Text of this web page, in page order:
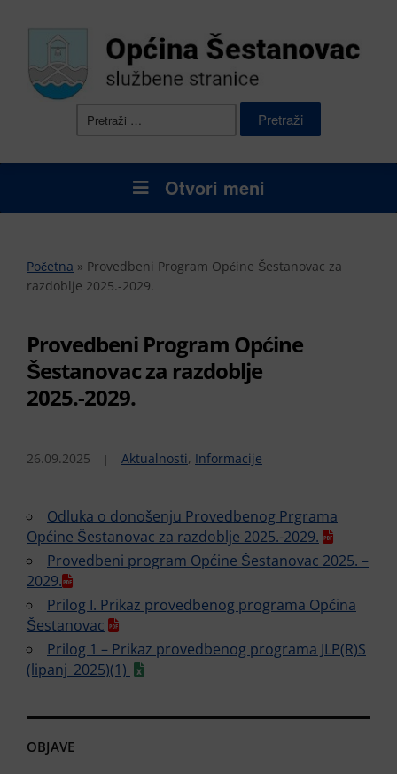
Otvori meni
Početna » Provedbeni Program Općine Šestanovac za
razdoblje 2025.-2029.
Provedbeni Program Općine
Šestanovac za razdoblje
2025.-2029.
26.09.2025 Aktualnosti, Informacije
Odluka o donošenju Provedbenog Prgrama
Općine Šestanovac za razdoblje 2025.-2029.
Provedbeni program Općine Šestanovac 2025. –
2029.
Prilog I. Prikaz provedbenog programa Općina
Šestanovac
Prilog 1 – Prikaz provedbenog programa JLP(R)S
(lipanj_2025)(1)
OBJAVE